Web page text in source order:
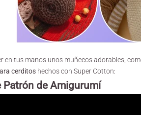
en tus manos unos muñecos adorables,
cerditos hechos con Super Cotton:
Patrón de Amigurumí